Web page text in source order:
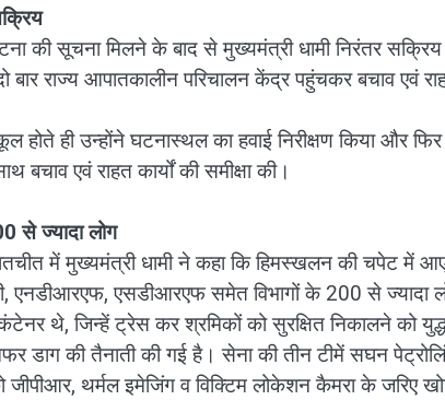
की सूचना मिलने के बाद से मुख्यमंत्री धामी निरंतर
बार राज्य आपातकालीन परिचालन केंद्र पहुंचकर बचाव एवं
होते ही उन्होंने घटनास्थल का हवाई निरीक्षण किया और
बचाव एवं राहत कार्यों की समीक्षा की।
से ज्यादा लोग
में मुख्यमंत्री धामी ने कहा कि हिमस्खलन की चपेट में
एनडीआरएफ, एसडीआरएफ समेत विभागों के 200 से ज्यादा
थे, जिन्हें ट्रेस कर श्रमिकों को सुरक्षित निकालने को युद्ध
डाग की तैनाती की गई है। सेना की तीन टीमें सघन
जीपीआर, थर्मल इमेजिंग व विक्टिम लोकेशन कैमरा के जरिए